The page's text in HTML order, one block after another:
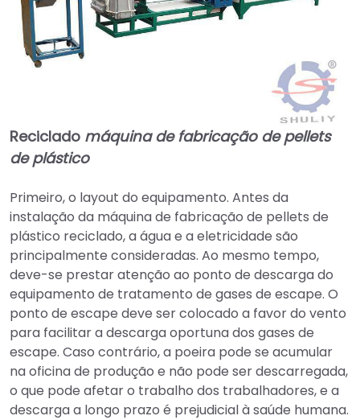
Reciclado máquina de fabricação de pellets
de plástico
Primeiro, o layout do equipamento. Antes da
instalação da máquina de fabricação de pellets de
plástico reciclado, a água e a eletricidade são
principalmente consideradas. Ao mesmo tempo,
deve-se prestar atenção ao ponto de descarga do
equipamento de tratamento de gases de escape. O
ponto de escape deve ser colocado a favor do vento
para facilitar a descarga oportuna dos gases de
escape. Caso contrário, a poeira pode se acumular
na oficina de produção e não pode ser descarregada,
o que pode afetar o trabalho dos trabalhadores, e a
descarga a longo prazo é prejudicial à saúde humana.